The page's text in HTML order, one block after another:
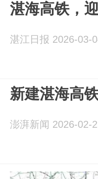
湛海高铁，
湛江日报 2026-03-
新建湛海高
澎湃新闻 2026-02-